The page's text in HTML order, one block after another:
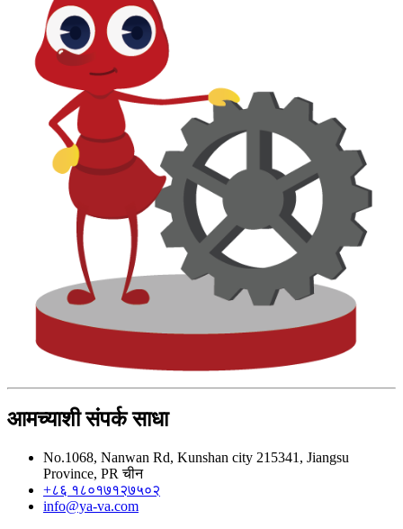
आमच्याशी संपर्क साधा
No.1068, Nanwan Rd, Kunshan city 215341, Jiangsu
Province, PR चीन
+८६ १८०१७१२७५०२
info@ya-va.com